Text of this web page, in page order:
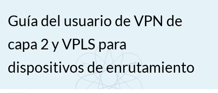
Guía del usuario de VPN de
capa 2 y VPLS para
dispositivos de enrutamiento